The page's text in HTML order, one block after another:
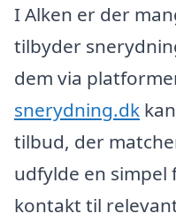
I Alken er der
tilbyder
dem via
snerydning.dk
tilbud, der
udfylde en simpel
kontakt til